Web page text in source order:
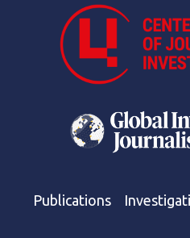
Publications